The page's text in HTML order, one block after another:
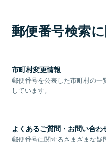
郵便番号検索
市町村変更情報
郵便番号を公表した市町村の
しています。
よくあるご質問・お問い合わ
郵便番号に関するさまざまな疑